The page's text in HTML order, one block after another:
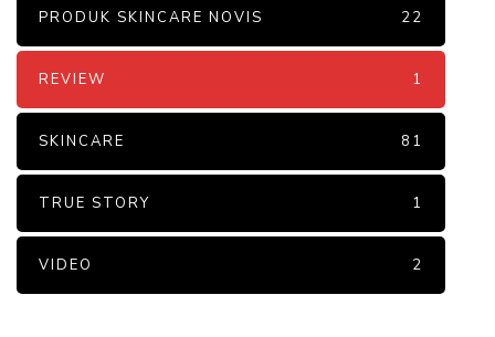
PRODUK SKINCARE NOVIS 22
REVIEW 1
SKINCARE 81
TRUE STORY 1
VIDEO 2